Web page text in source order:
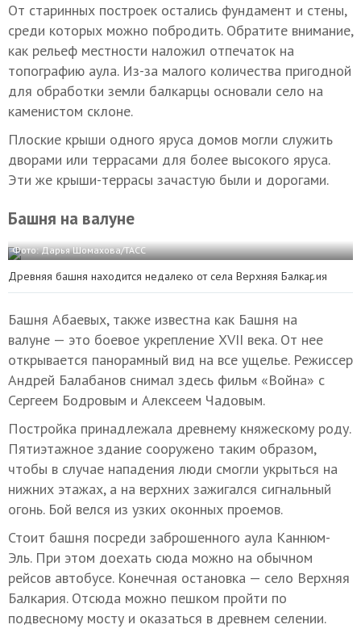
От старинных построек остались фундамент и стены,
среди которых можно побродить. Обратите внимание,
как рельеф местности наложил отпечаток на
топографию аула. Из-за малого количества пригодной
для обработки земли балкарцы основали село на
каменистом склоне.
Плоские крыши одного яруса домов могли служить
дворами или террасами для более высокого яруса.
Эти же крыши-террасы зачастую были и дорогами.
Башня на валуне
Фото: Дарья Шомахова/ТАСС
Древняя башня находится недалеко от села Верхняя Балкария
Башня Абаевых, также известна как Башня на
валуне — это боевое укрепление XVII века. От нее
открывается панорамный вид на все ущелье. Режиссер
Андрей Балабанов снимал здесь фильм «Война» с
Сергеем Бодровым и Алексеем Чадовым.
Постройка принадлежала древнему княжескому роду.
Пятиэтажное здание сооружено таким образом,
чтобы в случае нападения люди смогли укрыться на
нижних этажах, а на верхних зажигался сигнальный
огонь. Бой велся из узких оконных проемов.
Стоит башня посреди заброшенного аула Каннюм-
Эль. При этом доехать сюда можно на обычном
рейсов автобусе. Конечная остановка — село Верхняя
Балкария. Отсюда можно пешком пройти по
подвесному мосту и оказаться в древнем селении.